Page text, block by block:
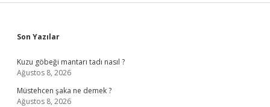
Sidebar
Son Yazılar
Kuzu göbeği mantarı tadı nasıl ?
Ağustos 8, 2026
Müstehcen şaka ne demek ?
Ağustos 8, 2026